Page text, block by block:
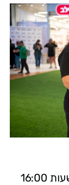
מחר, יום רביעי ה-13 במאי, בין השעות 16:00